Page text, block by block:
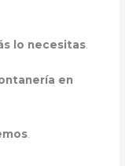
lo necesitas.
en